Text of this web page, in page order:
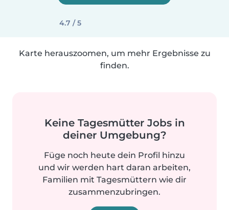
4.7 / 5
Karte herauszoomen, um mehr Ergebnisse zu
finden.
Keine Tagesmütter Jobs in
deiner Umgebung?
Füge noch heute dein Profil hinzu
und wir werden hart daran arbeiten,
Familien mit Tagesmüttern wie dir
zusammenzubringen.